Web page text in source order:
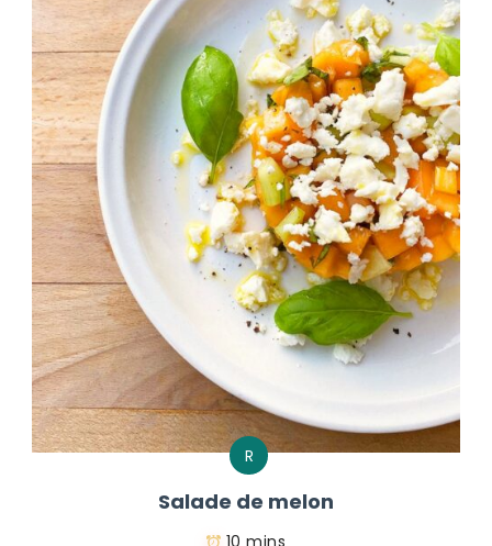
R
Salade de melon